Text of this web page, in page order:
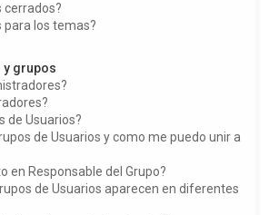
cerrados?
para los temas?
y grupos
de Usuarios?
de Usuarios y como me puedo unir a
en Responsable del Grupo?
de Usuarios aparecen en diferentes